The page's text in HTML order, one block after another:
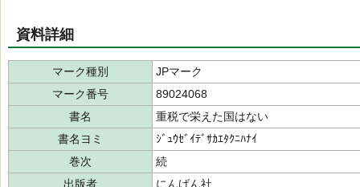
資料詳細
マーク種別
JPマーク
マーク番号
89024068
書名
重税で栄えた国はない
書名ヨミ
ｼﾞｭｳｾﾞｲﾃﾞｻｶｴﾀｸﾆﾊﾅｲ
巻次
続
出版者
にんげん社